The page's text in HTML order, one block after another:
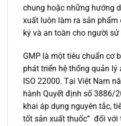
chung hoặc những hướng
xuất luôn làm ra sản
ký và an toàn cho người sử
GMP là một tiêu chuẩn cơ
phát triển hệ thống quản
ISO 22000. Tại Việt Nam
hành Quyết định số 3886/
khai áp dụng nguyên tắc,
tốt sản xuất thuốc” đối với